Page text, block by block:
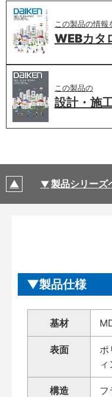
この製品の情報
WEBカタ
この製品の
設計・施
製品シリーズ
製品仕様
基材
表面
ポ
構造
フ